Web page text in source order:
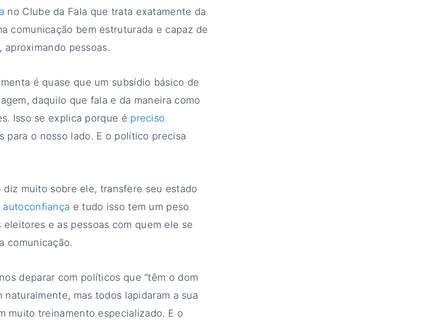
no Clube da Fala que trata exatamente da
comunicação bem estruturada e capaz de
pessoas.
é quase que um subsídio básico de
daquilo que fala e da maneira como
Isso se explica porque é preciso
para o nosso lado. E o político precisa
muito sobre ele, transfere seu estado
autoconfiança e tudo isso tem um peso
e as pessoas com quem ele se
comunicação.
deparar com políticos que “têm o dom
naturalmente, mas todos lapidaram a sua
muito treinamento especializado. E o